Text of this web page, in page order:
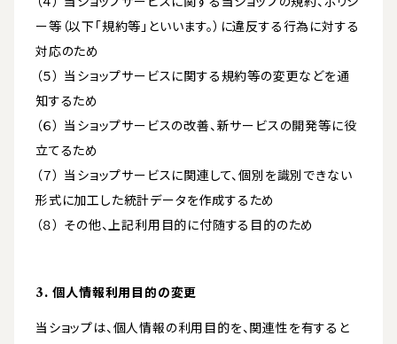
ー等（以下「規約等」といいます。）に違反する行為に対する
対応のため
（５） 当ショップサービスに関する規約等の変更などを通
知するため
（６） 当ショップサービスの改善、新サービスの開発等に役
立てるため
（７） 当ショップサービスに関連して、個別を識別できない
形式に加工した統計データを作成するため
（８） その他、上記利用目的に付随する目的のため
3. 個人情報利用目的の変更
当ショップは、個人情報の利用目的を、関連性を有すると